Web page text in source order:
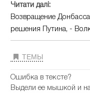
Читати далі:
Возвращение
решения Путина, -
ТЕМЫ
Ошибка в тексте?
Выдели ее мышкой и